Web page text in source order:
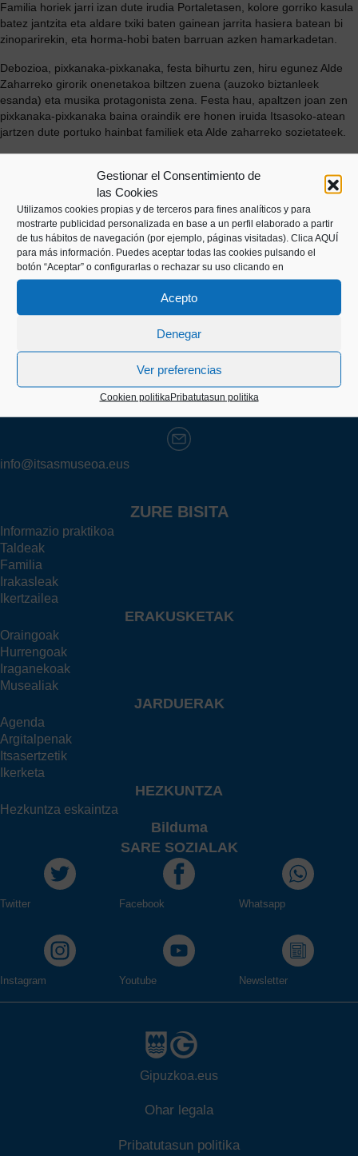
Gestionar el Consentimiento de
las Cookies
Utilizamos cookies propias y de terceros para fines analíticos y para
mostrarte publicidad personalizada en base a un perfil elaborado a partir
de tus hábitos de navegación (por ejemplo, páginas visitadas). Clica AQUÍ
para más información. Puedes aceptar todas las cookies pulsando el
botón “Aceptar” o configurarlas o rechazar su uso clicando en
Acepto
Denegar
Ver preferencias
Cookien politikaPribatutasun politika
Familia horiek jarri izan dute irudia Portaletasen, kolore gorriko kasula
batez jantzita eta aldare txiki baten gainean jarrita hasiera batean bi
zinoparirekin, eta horma-hobi baten barruan azken hamarkadetan.
Debozioa, pixkanaka-pixkanaka, festa bihurtu zen, hiru egunez Alde
Zaharreko girorik onenetakoa biltzen zuena (auzoko biztanleek
esanda) eta musika protagonista zena. Festa hau, apaltzen joan zen
pixkanaka-pixkanaka baina oraindik ere honen iruida Itsasoko-atean
jartzen dute portuko hainbat familiek eta Alde zaharreko sozietateek.
Kiteriak babesten dituzten pertsonak gogoratzeko eguna da gaur.
info@itsasmuseoa.eus
ZURE BISITA
Informazio praktikoa
Taldeak
Familia
Irakasleak
Ikertzailea
ERAKUSKETAK
Oraingoak
Hurrengoak
Iraganekoak
Musealiak
JARDUERAK
Agenda
Argitalpenak
Itsasertzetik
Ikerketa
HEZKUNTZA
Hezkuntza eskaintza
Bilduma
SARE SOZIALAK
Twitter Facebook Whatsapp
Instagram Youtube Newsletter
Gipuzkoa.eus
Ohar legala
Pribatutasun politika